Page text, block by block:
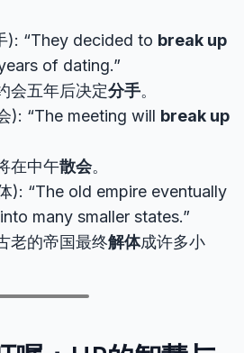
): “They decided to break up
of dating.”
会五年后决定分手。
): “The meeting will break up
在中午散会。
): “The old empire eventually
into many smaller states.”
老的帝国最终解体成许多小